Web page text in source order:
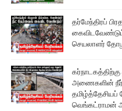
தர்மேந்திரப்
செயலாளர்
கர்நாடகத்திற்கு
அணைகளின் நீர்
வெங்கட்ராமன்